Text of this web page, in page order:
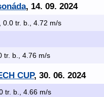
, 14. 09. 2024
0.0 tr. b., 4.72 m/s
tr. b., 4.76 m/s
CUP, 30. 06. 2024
tr. b., 4.66 m/s